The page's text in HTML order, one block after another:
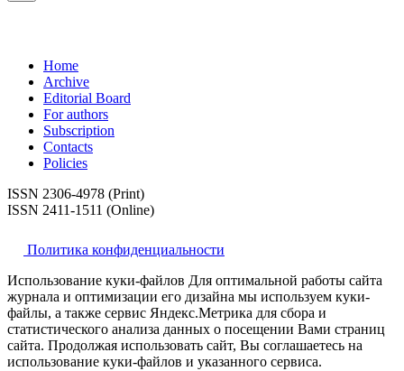
Home
Archive
Editorial Board
For authors
Subscription
Contacts
Policies
ISSN 2306-4978 (Print)
ISSN 2411-1511 (Online)
Политика конфиденциальности
Использование куки-файлов Для оптимальной работы сайта
журнала и оптимизации его дизайна мы используем куки-
файлы, а также сервис Яндекс.Метрика для сбора и
статистического анализа данных о посещении Вами страниц
сайта. Продолжая использовать сайт, Вы соглашаетесь на
использование куки-файлов и указанного сервиса.